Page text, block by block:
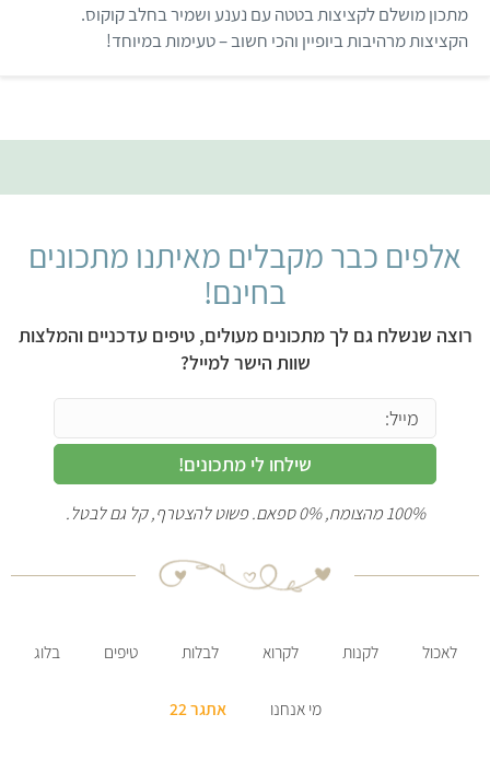
ת
ו
ך
מתכון מושלם לקציצות בטטה עם נענע ושמיר בחלב קוקוס.
הקציצות מרהיבות ביופיין והכי חשוב – טעימות במיוחד!
אלפים כבר מקבלים מאיתנו מתכונים
בחינם!
רוצה שנשלח גם לך מתכונים מעולים, טיפים עדכניים והמלצות
שוות הישר למייל?
שילחו לי מתכונים!
100% מהצומח, 0% ספאם. פשוט להצטרף, קל גם לבטל.
לאכול לקנות לקרוא לבלות טיפים בלוג
מי אנחנו אתגר 22